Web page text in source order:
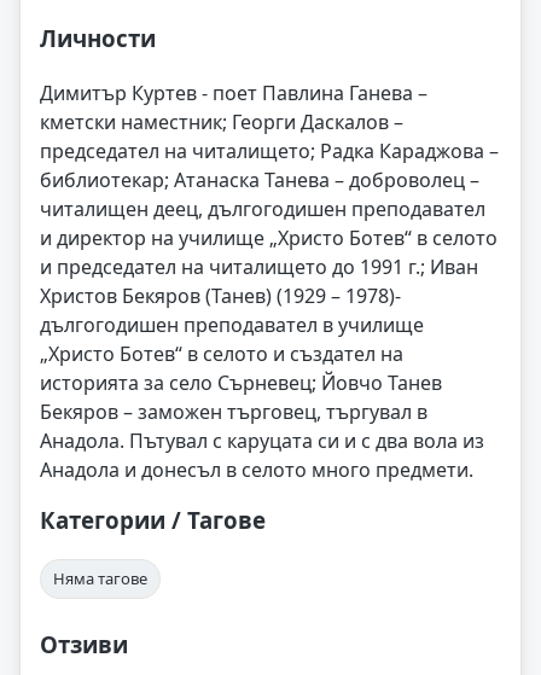
Личности
Димитър Куртев - поет Павлина Ганева –
кметски наместник; Георги Даскалов –
председател на читалището; Радка Караджова –
библиотекар; Атанаска Танева – доброволец –
читалищен деец, дългогодишен преподавател
и директор на училище „Христо Ботев“ в селото
и председател на читалището до 1991 г.; Иван
Христов Бекяров (Танев) (1929 – 1978)-
дългогодишен преподавател в училище
„Христо Ботев“ в селото и създател на
историята за село Сърневец; Йовчо Танев
Бекяров – заможен търговец, търгувал в
Анадола. Пътувал с каруцата си и с два вола из
Анадола и донесъл в селото много предмети.
Категории / Тагове
Няма тагове
Отзиви